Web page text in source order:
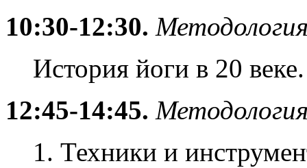
10:30-12:30.
История йоги в 20 веке.
12:45-14:45.
1. Техники и